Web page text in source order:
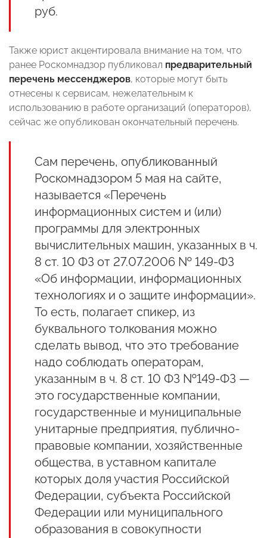
руб.
Также юрист акцентировала внимание на том, что
ранее Роскомнадзор публиковал предварительный
перечень мессенджеров, которые могут быть
отнесены к сервисам, нежелательным к
использованию в работе организаций (операторов),
сейчас же опубликован окончательный перечень.
Сам перечень, опубликованный
Роскомнадзором 5 мая на сайте,
называется «Перечень
информационных систем и (или)
программы для электронных
вычислительных машин, указанных в ч.
8 ст. 10 ФЗ от 27.07.2006 № 149-ФЗ
«Об информации, информационных
технологиях и о защите информации».
То есть, полагает спикер, из
буквального толкования можно
сделать вывод, что это требование
надо соблюдать операторам,
указанным в ч. 8 ст. 10 ФЗ №149-ФЗ —
это государственные компании,
государственные и муниципальные
унитарные предприятия, публично-
правовые компании, хозяйственные
общества, в уставном капитале
которых доля участия Российской
Федерации, субъекта Российской
Федерации или муниципального
образования в совокупности